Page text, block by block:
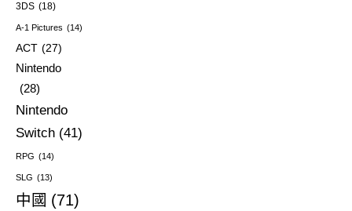
3DS (18)
A-1 Pictures (14)
ACT (27)
Nintendo
(28)
Nintendo
Switch (41)
RPG (14)
SLG (13)
中國 (71)